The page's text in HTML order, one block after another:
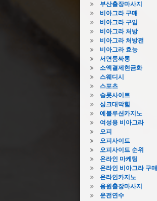
부산출장마사지
비아그라 구매
비아그라 구입
비아그라 처방
비아그라 처방전
비아그라 효능
서면룸싸롱
소액결제현금화
스웨디시
스포츠
슬롯사이트
싱크대막힘
에볼루션카지노
여성용 비아그라
오피
오피사이트
오피사이트 순위
온라인 마케팅
온라인 비아그라 구매
온라인카지노
용원출장마사지
운전연수